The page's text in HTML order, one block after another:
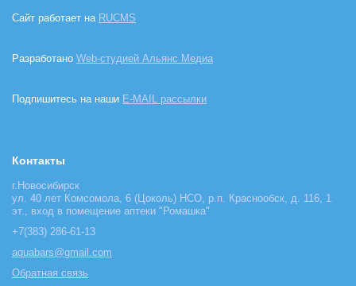
Сайт работает на RUCMS
Разработано Web-студией Альянс Медиа
Подпишитесь на наши E-MAIL рассылки
Контакты
г.Новосибирск
ул. 40 лет Комсомола, 6 (Цоколь) НСО, р.п. Краснообск, д. 116, 1
эт., вход в помещение аптеки "Ромашка"
+7(383) 286-61-13
aquabars@gmail.com
Обратная связь